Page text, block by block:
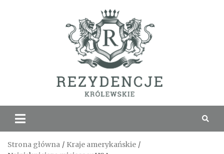
Strona główna
Kraje amerykańskie